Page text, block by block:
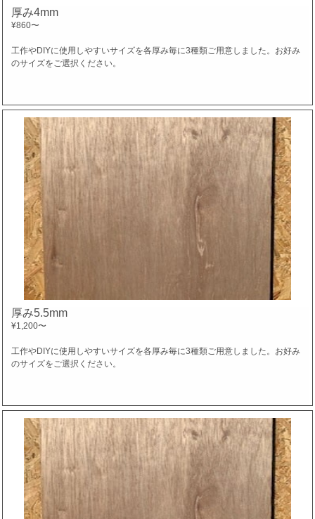
厚み4mm
¥860〜
工作やDIYに使用しやすいサイズを各厚み毎に3種類ご用意しました。お好み
のサイズをご選択ください。
厚み5.5mm
¥1,200〜
工作やDIYに使用しやすいサイズを各厚み毎に3種類ご用意しました。お好み
のサイズをご選択ください。